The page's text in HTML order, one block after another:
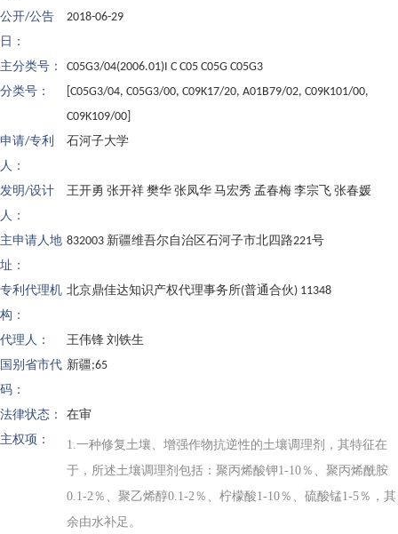
公开/公告
日：
2018-06-29
主分类号：
C05G3/04(2006.01)I C C05 C05G C05G3
分类号：
[C05G3/04, C05G3/00, C09K17/20, A01B79/02, C09K101/00,
C09K109/00]
申请/专利
人：
石河子大学
发明/设计
人：
王开勇 张开祥 樊华 张凤华 马宏秀 孟春梅 李宗飞 张春媛
主申请人地
址：
832003 新疆维吾尔自治区石河子市北四路221号
专利代理机
构：
北京鼎佳达知识产权代理事务所(普通合伙) 11348
代理人：
王伟锋 刘铁生
国别省市代
码：
新疆;65
法律状态：
在审
主权项：
1.一种修复土壤、增强作物抗逆性的土壤调理剂，其特征在
于，所述土壤调理剂包括：聚丙烯酸钾1‑10％、聚丙烯酰胺
0.1‑2％、聚乙烯醇0.1‑2％、柠檬酸1‑10％、硫酸锰1‑5％，其
余由水补足。